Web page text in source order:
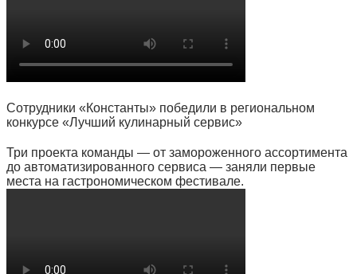
Сотрудники «Константы» победили в региональном
конкурсе «Лучший кулинарный сервис»
Три проекта команды — от замороженного ассортимента
до автоматизированного сервиса — заняли первые
места на гастрономическом фестивале.